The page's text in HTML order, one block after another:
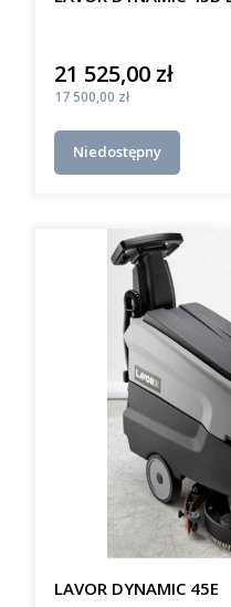
Cena
21 525,00 zł
Cena
17 500,00 zł
Niedostępny
LAVOR DYNAMIC 45E